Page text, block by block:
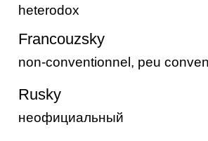
heterodox
Francouzsky
non-conventionnel, peu
Rusky
неофициальный